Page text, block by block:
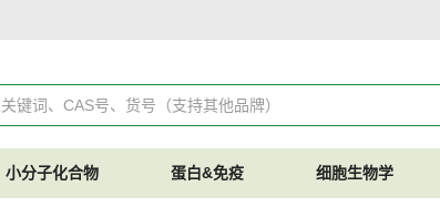
小分子化合物 蛋白&免疫 细胞生物学